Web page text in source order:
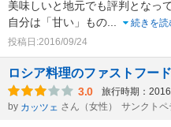
美味しいと地元でも評判となっ
自分は「甘い」もの...
続きを読
投稿日:2016/09/24
ロシア料理のファストフー
3.0 旅行時期：
by カッツェ さん（女性） サンクト